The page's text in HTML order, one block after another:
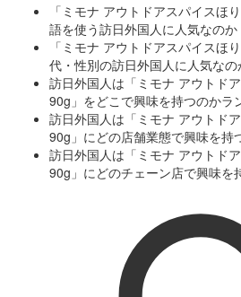
「ミモナ アウトドアスパイスほ
語を使う訪日外国人に人気なのか
「ミモナ アウトドアスパイスほ
代・性別の訪日外国人に人気なの
訪日外国人は「ミモナ アウトド
90g」をどこで興味を持つのかラ
訪日外国人は「ミモナ アウトド
90g」にどの店舗業態で興味を持
訪日外国人は「ミモナ アウトド
90g」にどのチェーン店で興味を